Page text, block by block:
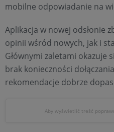
mobilne odpowiadanie na
Aplikacja w nowej odsłonie
opinii wśród nowych, jak i
Głównymi zaletami okazuje
brak konieczności
rekomendacje dobrze
Aby wyświetlić treść